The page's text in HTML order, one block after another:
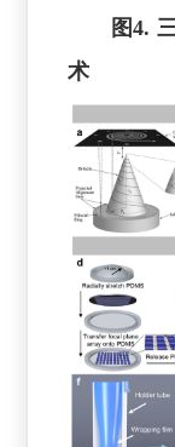
图4.
术